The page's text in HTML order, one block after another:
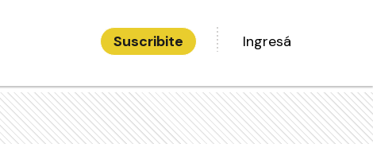
Suscribite Ingresá